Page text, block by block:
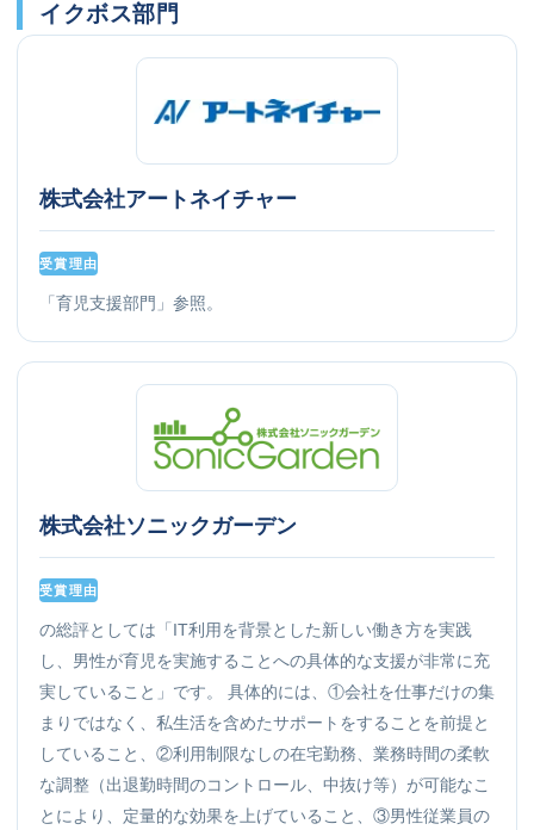
イクボス部門
株式会社アートネイチャー
受賞理由
「育児支援部門」参照。
株式会社ソニックガーデン
受賞理由
の総評としては「IT利用を背景とした新しい働き方を実践
し、男性が育児を実施することへの具体的な支援が非常に充
実していること」です。 具体的には、①会社を仕事だけの集
まりではなく、私生活を含めたサポートをすることを前提と
していること、②利用制限なしの在宅勤務、業務時間の柔軟
な調整（出退勤時間のコントロール、中抜け等）が可能なこ
とにより、定量的な効果を上げていること、③男性従業員の